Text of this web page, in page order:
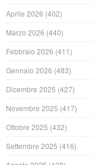
Aprile 2026 (402)
Marzo 2026 (440)
Febbraio 2026 (411)
Gennaio 2026 (483)
Dicembre 2025 (427)
Novembre 2025 (417)
Ottobre 2025 (432)
Settembre 2025 (416)